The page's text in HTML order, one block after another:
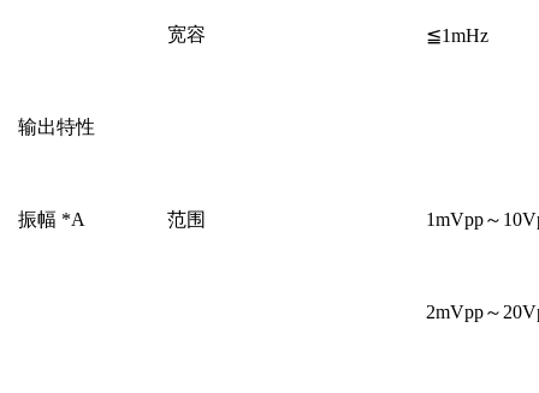
宽容 ≦1mHz
输出特性
振幅 *A 范围 1mVpp～
2mVpp～